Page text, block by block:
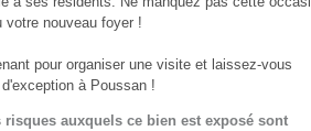
votre nouveau foyer !
pour organiser une visite et laissez-vous
à Poussan !
auxquels ce bien est exposé sont